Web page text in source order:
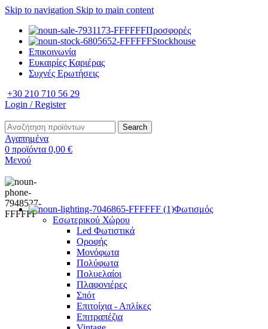
Skip to navigation Skip to main content
Προσφορές
Stockhouse
Επικοινωνία
Ευκαιρίες Καριέρας
Συχνές Ερωτήσεις
+30 210 710 56 29
Login / Register
Search
Αγαπημένα
0 προϊόντα 0,00 €
Μενού
Φωτισμός
Εσωτερικού Χώρου
Led Φωτιστικά
Οροφής
Μονόφωτα
Πολύφωτα
Πολυελαίοι
Πλαφονιέρες
Σπότ
Επιτοίχια - Απλίκες
Επιτραπέζια